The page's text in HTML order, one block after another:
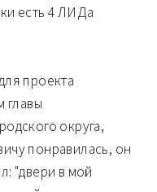
есть 4 ЛИДа
проекта
главы
округа,
понравилась, он
"двери в мой